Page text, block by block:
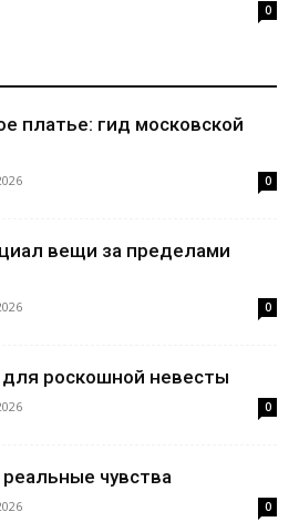
0
платье: гид московской
0
вещи за пределами
0
роскошной невесты
0
чувства
0